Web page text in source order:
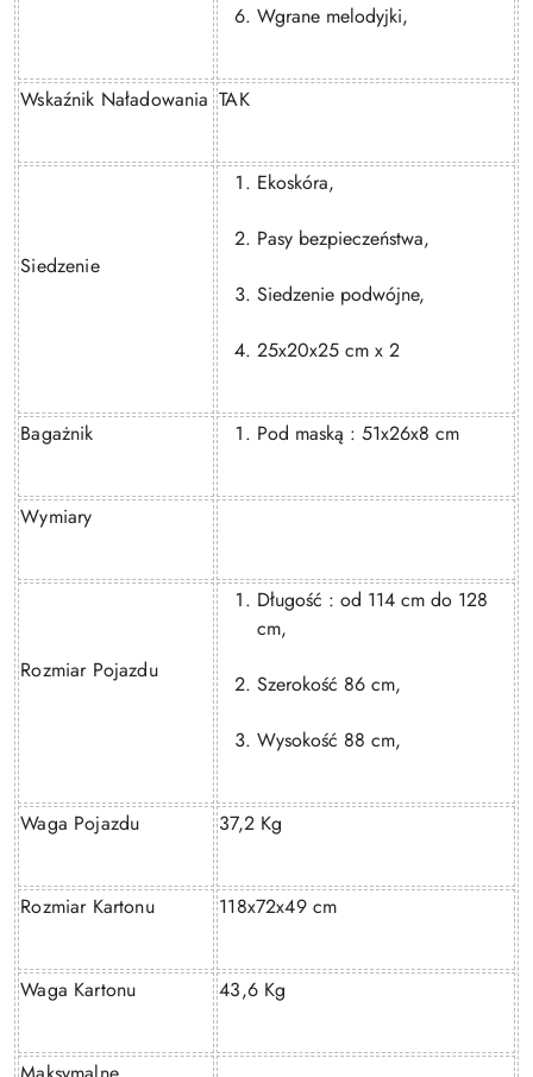
Wgrane melodyjki,
Wskaźnik Naładowania TAK
Siedzenie
Ekoskóra,
Pasy bezpieczeństwa,
Siedzenie podwójne,
25x20x25 cm x 2
Bagażnik Pod maską : 51x26x8 cm
Wymiary
Rozmiar Pojazdu
Długość : od 114 cm do 128
cm,
Szerokość 86 cm,
Wysokość 88 cm,
Waga Pojazdu 37,2 Kg
Rozmiar Kartonu 118x72x49 cm
Waga Kartonu 43,6 Kg